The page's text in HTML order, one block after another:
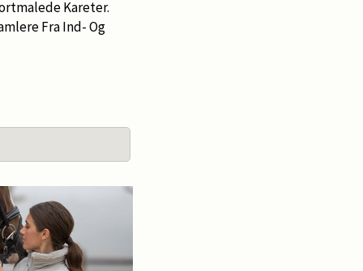
Kareter.
Fra Ind- Og